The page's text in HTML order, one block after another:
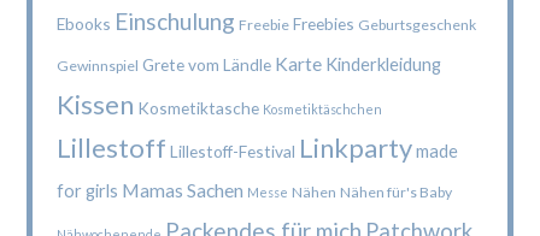
Ebooks Einschulung Freebie Freebies Geburtsgeschenk
Gewinnspiel Grete vom Ländle Karte Kinderkleidung
Kissen Kosmetiktasche Kosmetiktäschchen
Lillestoff Lillestoff-Festival Linkpartymade
for girls Mamas Sachen Messe Nähen Nähen für's Baby
Packendes für mich